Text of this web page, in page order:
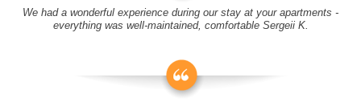
We had a wonderful experience during our stay at your apartments -
everything was well-maintained, comfortable Sergeii K.